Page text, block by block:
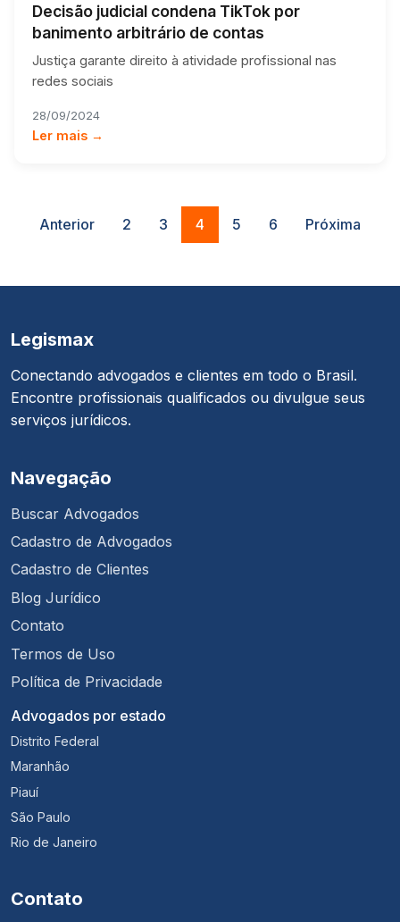
Decisão judicial condena TikTok por
banimento arbitrário de contas
Justiça garante direito à atividade profissional nas
redes sociais
28/09/2024
Ler mais →
Anterior 2 3 4 5 6 Próxima
Legismax
Conectando advogados e clientes em todo o Brasil.
Encontre profissionais qualificados ou divulgue seus
serviços jurídicos.
Navegação
Buscar Advogados
Cadastro de Advogados
Cadastro de Clientes
Blog Jurídico
Contato
Termos de Uso
Política de Privacidade
Advogados por estado
Distrito Federal
Maranhão
Piauí
São Paulo
Rio de Janeiro
Contato